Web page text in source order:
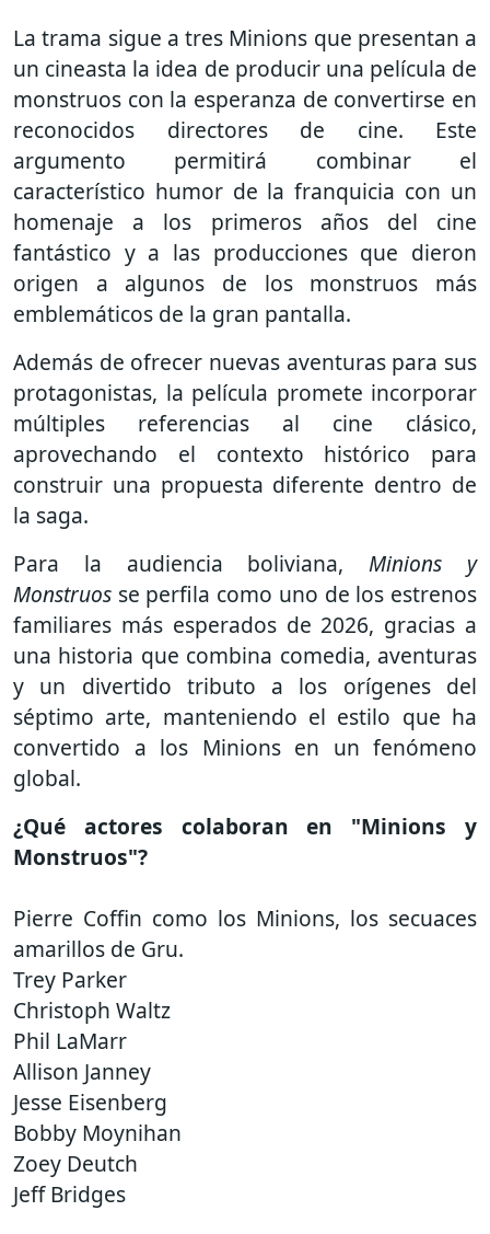
La trama sigue a tres Minions que presentan a
un cineasta la idea de producir una película de
monstruos con la esperanza de convertirse en
reconocidos directores de cine. Este
argumento permitirá combinar el
característico humor de la franquicia con un
homenaje a los primeros años del cine
fantástico y a las producciones que dieron
origen a algunos de los monstruos más
emblemáticos de la gran pantalla.
Además de ofrecer nuevas aventuras para sus
protagonistas, la película promete incorporar
múltiples referencias al cine clásico,
aprovechando el contexto histórico para
construir una propuesta diferente dentro de
la saga.
Para la audiencia boliviana,Minions y
Monstruos se perfila como uno de los estrenos
familiares más esperados de 2026, gracias a
una historia que combina comedia, aventuras
y un divertido tributo a los orígenes del
séptimo arte, manteniendo el estilo que ha
convertido a los Minions en un fenómeno
global.
¿Qué actores colaboran en "Minions y
Monstruos"?
Pierre Coffin como los Minions, los secuaces
amarillos de Gru.
Trey Parker
Christoph Waltz
Phil LaMarr
Allison Janney
Jesse Eisenberg
Bobby Moynihan
Zoey Deutch
Jeff Bridges